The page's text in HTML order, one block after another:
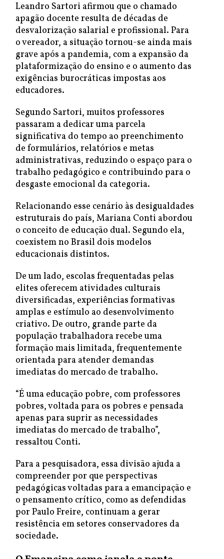
Leandro Sartori afirmou que o chamado
apagão docente resulta de décadas de
desvalorização salarial e profissional. Para
o vereador, a situação tornou-se ainda mais
grave após a pandemia, com a expansão da
plataformização do ensino e o aumento das
exigências burocráticas impostas aos
educadores.
Segundo Sartori, muitos professores
passaram a dedicar uma parcela
significativa do tempo ao preenchimento
de formulários, relatórios e metas
administrativas, reduzindo o espaço para o
trabalho pedagógico e contribuindo para o
desgaste emocional da categoria.
Relacionando esse cenário às desigualdades
estruturais do país, Mariana Conti abordou
o conceito de educação dual. Segundo ela,
coexistem no Brasil dois modelos
educacionais distintos.
De um lado, escolas frequentadas pelas
elites oferecem atividades culturais
diversificadas, experiências formativas
amplas e estímulo ao desenvolvimento
criativo. De outro, grande parte da
população trabalhadora recebe uma
formação mais limitada, frequentemente
orientada para atender demandas
imediatas do mercado de trabalho.
“É uma educação pobre, com professores
pobres, voltada para os pobres e pensada
apenas para suprir as necessidades
imediatas do mercado de trabalho”,
ressaltou Conti.
Para a pesquisadora, essa divisão ajuda a
compreender por que perspectivas
pedagógicas voltadas para a emancipação e
o pensamento crítico, como as defendidas
por Paulo Freire, continuam a gerar
resistência em setores conservadores da
sociedade.